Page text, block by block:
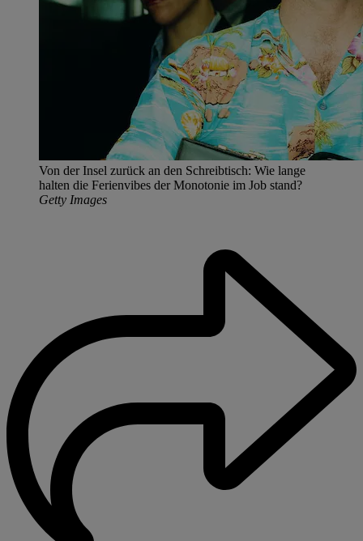
Von der Insel zurück an den Schreibtisch: Wie lange
halten die Ferienvibes der Monotonie im Job stand?
Getty Images